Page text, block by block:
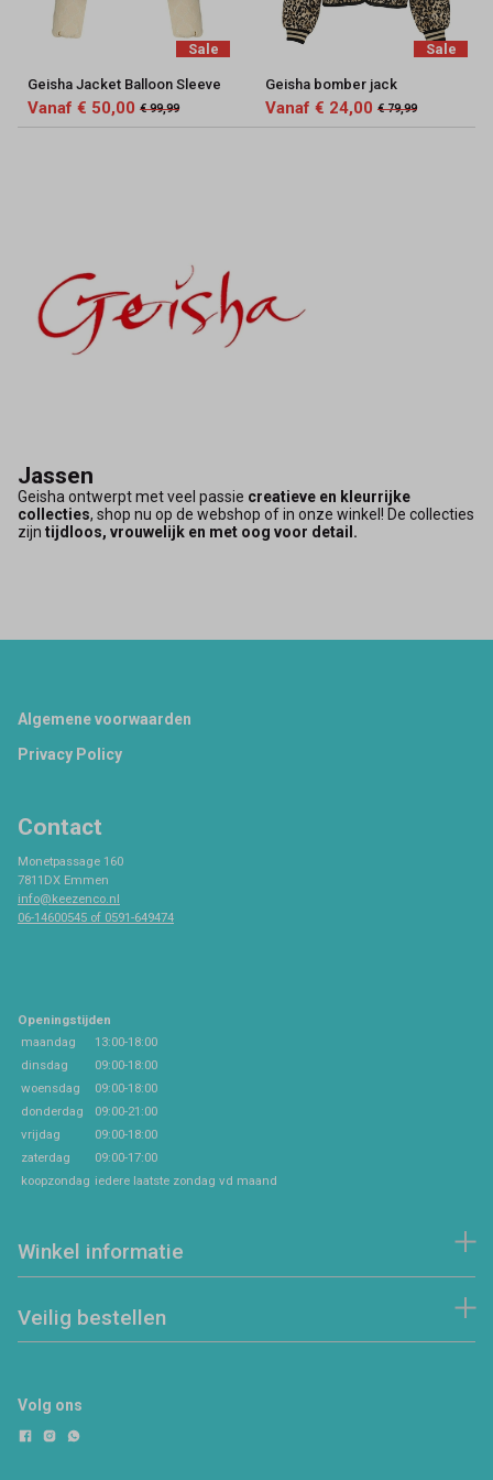
Sale
Geisha Jacket Balloon Sleeve
Vanaf € 50,00 € 99,99
Sale
Geisha bomber jack
Vanaf € 24,00 € 79,99
Jassen
Geisha ontwerpt met veel passie creatieve en kleurrijke
collecties, shop nu op de webshop of in onze winkel! De collecties
zijn tijdloos, vrouwelijk en met oog voor detail.
Footer
Algemene voorwaarden
Privacy Policy
Contact
Monetpassage 160
7811DX Emmen
info@keezenco.nl
06-14600545 of 0591-649474
Openingstijden
maandag
13:00-18:00
dinsdag
09:00-18:00
woensdag
09:00-18:00
donderdag
09:00-21:00
vrijdag
09:00-18:00
zaterdag
09:00-17:00
koopzondag iedere laatste zondag vd maand
Winkel informatie
Veilig bestellen
Volg ons